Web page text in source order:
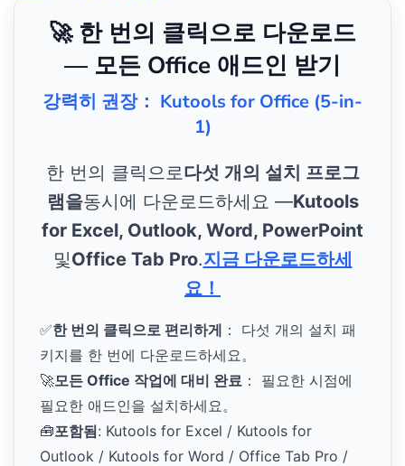
🚀 한 번의 클릭으로 다운로드
— 모든 Office 애드인 받기
강력히 권장： Kutools for Office (5-in-
1)
한 번의 클릭으로다섯 개의 설치 프로그
램을동시에 다운로드하세요 —Kutools
for Excel, Outlook, Word, PowerPoint
및Office Tab Pro.지금 다운로드하세
요！
✅한 번의 클릭으로 편리하게 ： 다섯 개의 설치 패
키지를 한 번에 다운로드하세요。
🚀모든 Office 작업에 대비 완료 ： 필요한 시점에
필요한 애드인을 설치하세요。
🧰포함됨: Kutools for Excel / Kutools for
Outlook / Kutools for Word / Office Tab Pro /